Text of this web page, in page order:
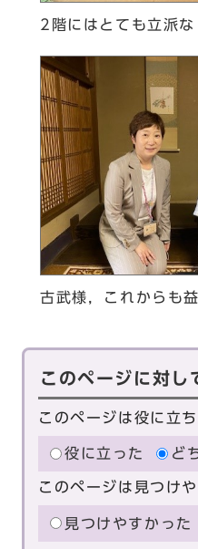
2階にはとても立派な
古武様，これからも
このページに対し
このページは役に立
役に立った ど
このページは見つけ
見つけやすかった